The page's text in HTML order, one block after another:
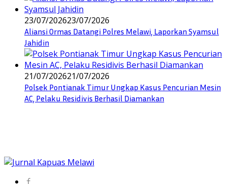
23/07/202623/07/2026
Aliansi Ormas Datangi Polres Melawi, Laporkan Syamsul
Jahidin
21/07/202621/07/2026
Polsek Pontianak Timur Ungkap Kasus Pencurian Mesin
AC, Pelaku Residivis Berhasil Diamankan